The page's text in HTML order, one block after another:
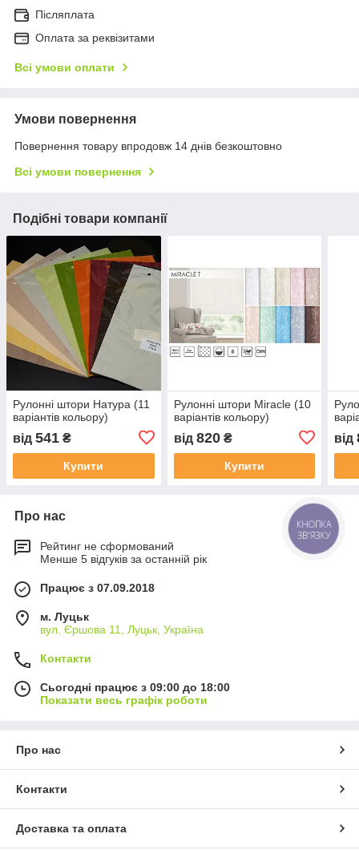
Післяплата
Оплата за реквізитами
Всі умови оплати
Умови повернення
Повернення товару впродовж 14 днів безкоштовно
Всі умови повернення
Подібні товари компанії
Рулонні штори Натура (11
варіантів кольору)
від 541 ₴
Купити
Рулонні штори Miracle (10
варіантів кольору)
від 820₴
Купити
від
Про нас
Рейтинг не сформований
Менше 5 відгуків за останній рік
Працює з 07.09.2018
м. Луцьк
вул. Єршова 11, Луцьк, Україна
Контакти
Сьогодні працює з 09:00 до 18:00
Показати весь графік роботи
Про нас
Контакти
Доставка та оплата
КНОПКА
ЗВ'ЯЗКУ